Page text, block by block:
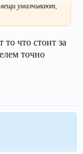
умалчивают,
что стоит за
точно